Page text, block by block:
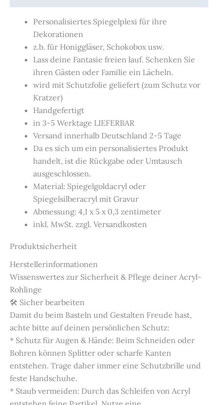
Personalisiertes Spiegelplexi für ihre
Dekorationen
z.b. für Honiggläser, Schokobox usw.
Lass deine Fantasie freien lauf. Schenken Sie
ihren Gästen oder Familie ein Lächeln.
wird mit Schutzfolie geliefert (zum Schutz vor
Kratzer)
Handgefertigt
in 3-5 Werktage LIEFERBAR
Versand innerhalb Deutschland 2-5 Tage
Da es sich um ein personalisiertes Produkt
handelt, ist die Rückgabe oder Umtausch
ausgeschlossen.
Material: Spiegelgoldacryl oder
Spiegelsilberacryl mit Gravur
Abmessung: 4,1 x 5 x 0,3 zentimeter
inkl. MwSt. zzgl. Versandkosten
Produktsicherheit
Herstellerinformationen
Wissenswertes zur Sicherheit & Pflege deiner Acryl-
Rohlinge
🛠️ Sicher bearbeiten
Damit du beim Basteln und Gestalten Freude hast,
achte bitte auf deinen persönlichen Schutz:
* Schutz für Augen & Hände: Beim Schneiden oder
Bohren können Splitter oder scharfe Kanten
entstehen. Trage daher immer eine Schutzbrille und
feste Handschuhe.
* Staub vermeiden: Durch das Schleifen von Acryl